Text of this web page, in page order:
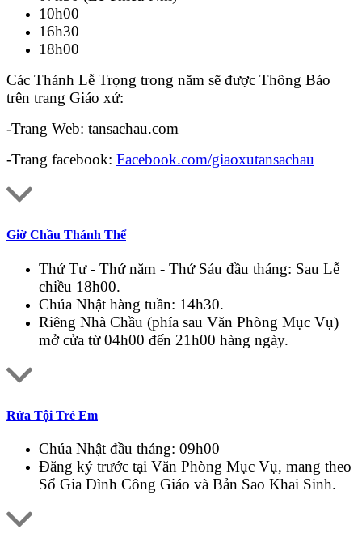
10h00
16h30
18h00
Các Thánh Lễ Trọng trong năm sẽ được Thông Báo
trên trang Giáo xứ:
-Trang Web: tansachau.com
-Trang facebook: Facebook.com/giaoxutansachau
Giờ Chầu Thánh Thể
Thứ Tư - Thứ năm - Thứ Sáu đầu tháng: Sau Lễ
chiều 18h00.
Chúa Nhật hàng tuần: 14h30.
Riêng Nhà Chầu (phía sau Văn Phòng Mục Vụ)
mở cửa từ 04h00 đến 21h00 hàng ngày.
Rửa Tội Trẻ Em
Chúa Nhật đầu tháng: 09h00
Đăng ký trước tại Văn Phòng Mục Vụ, mang theo
Sổ Gia Đình Công Giáo và Bản Sao Khai Sinh.